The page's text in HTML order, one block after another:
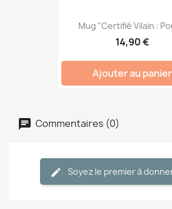
Mug "Certifié Vilain :
14,90 €
Ajouter au panier
Commentaires (0)
Soyez le premier à